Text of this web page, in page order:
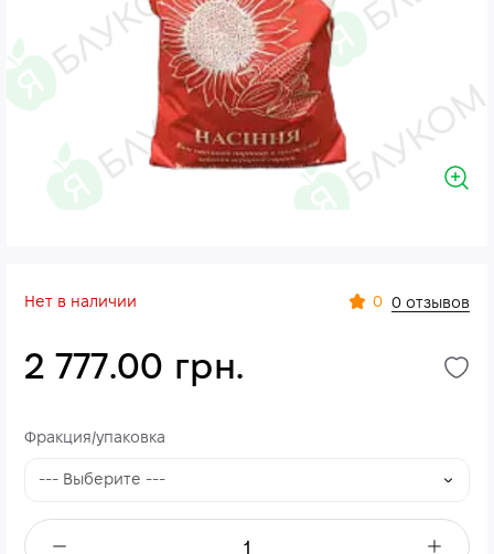
Нет в наличии 0 0 отзывов
2 777.00 грн.
Фракция/упаковка